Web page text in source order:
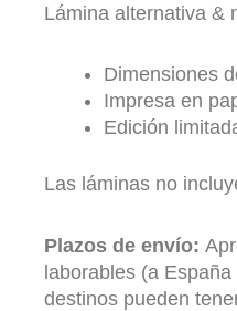
Lámina alternativa &
Dimensiones
Impresa en
Edición
Las láminas no
Plazos de envío:
laborables (a
destinos pueden